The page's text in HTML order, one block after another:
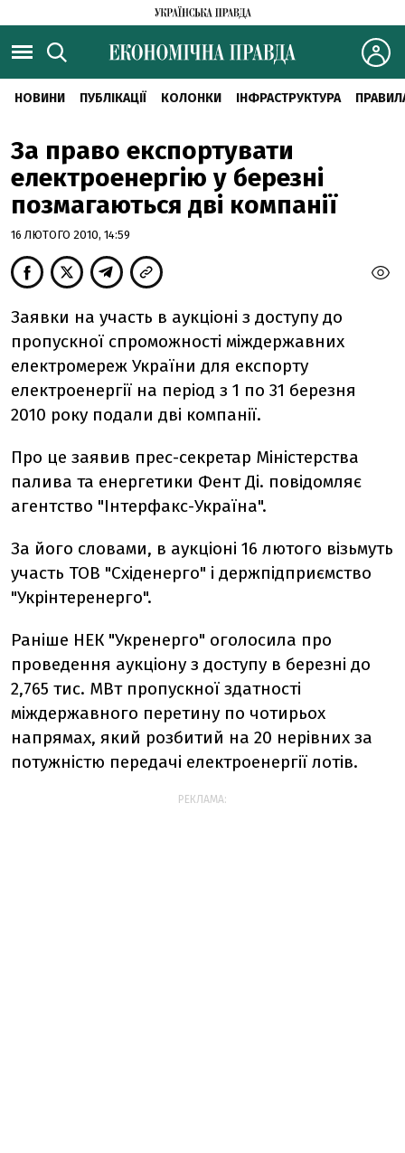
НОВИНИ ПУБЛІКАЦІЇ КОЛОНКИ ІНФРАСТРУКТУРА
За право експортувати
електроенергію у березні
позмагаються дві компанії
16 ЛЮТОГО 2010, 14:59
Заявки на участь в аукціоні з доступу до
пропускної спроможності міждержавних
електромереж України для експорту
електроенергії на період з 1 по 31 березня
2010 року подали дві компанії.
Про це заявив прес-секретар Міністерства
палива та енергетики Фент Ді. повідомляє
агентство "Інтерфакс-Україна".
За його словами, в аукціоні 16 лютого візьмуть
участь ТОВ "Східенерго" і держпідприємство
"Укрінтеренерго".
Раніше НЕК "Укренерго" оголосила про
проведення аукціону з доступу в березні до
2,765 тис. МВт пропускної здатності
міждержавного перетину по чотирьох
напрямах, який розбитий на 20 нерівних за
потужністю передачі електроенергії лотів.
РЕКЛАМА: